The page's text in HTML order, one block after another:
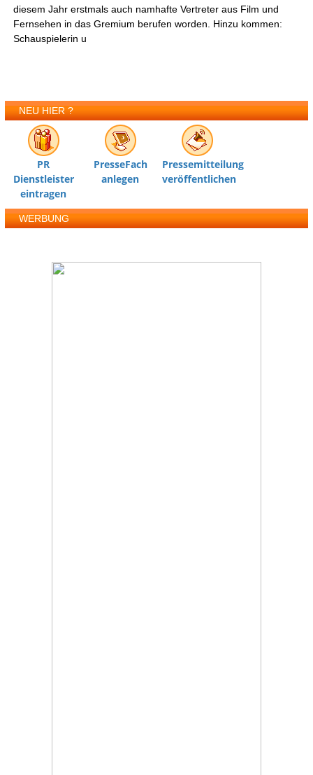
diesem Jahr erstmals auch namhafte Vertreter aus Film und
Fernsehen in das Gremium berufen worden. Hinzu kommen:
Schauspielerin u
NEU HIER ?
PR
Dienstleister
eintragen
PresseFach
anlegen
Pressemitteilung
veröffentlichen
WERBUNG